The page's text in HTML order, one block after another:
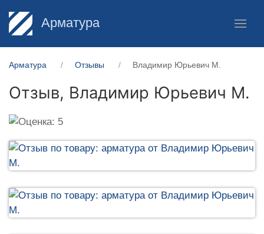
Арматура
Арматура Отзывы Владимир Юрьевич М.
Отзыв, Владимир Юрьевич М.